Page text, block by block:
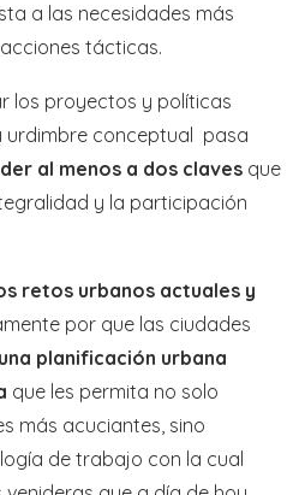
a las necesidades más
tácticas.
los proyectos y políticas
urdimbre conceptual pasa
al menos a dos claves que
y la participación
retos urbanos actuales y
por que las ciudades
planificación urbana
que les permita no solo
más acuciantes, sino
de trabajo con la cual